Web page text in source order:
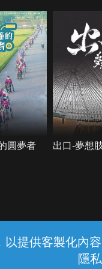
以提供客製化內
隱
圓夢者 出口-夢想